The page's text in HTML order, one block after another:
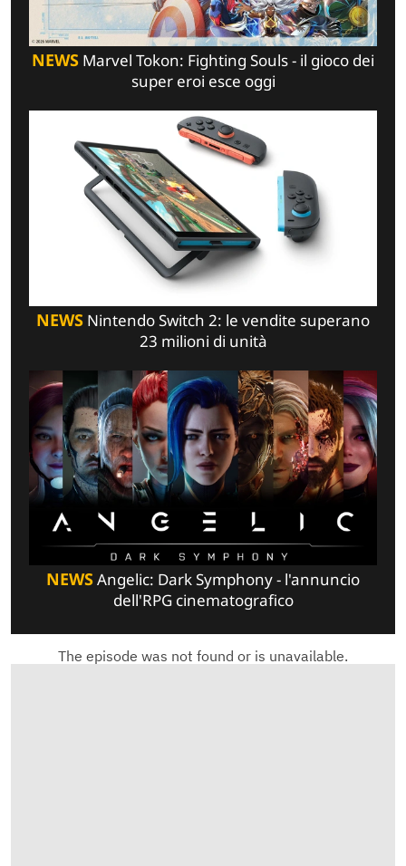
NEWS Marvel Tokon: Fighting Souls - il gioco dei
super eroi esce oggi
NEWS Nintendo Switch 2: le vendite superano
23 milioni di unità
NEWSAngelic: Dark Symphony - l'annuncio
dell'RPG cinematografico